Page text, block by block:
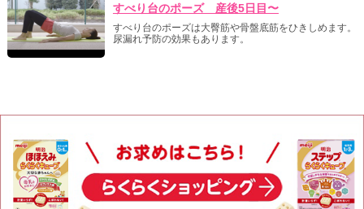
すべり台のポーズ 産後5日目〜
すべり台のポーズは大臀筋や骨盤底筋をひきしめます。
尿漏れ予防の効果もあります。